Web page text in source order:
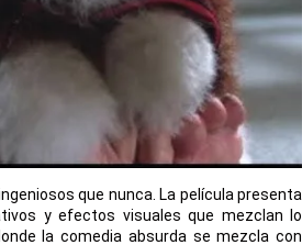
que nunca. La película presenta
y efectos visuales que mezclan lo
la comedia absurda se mezcla con